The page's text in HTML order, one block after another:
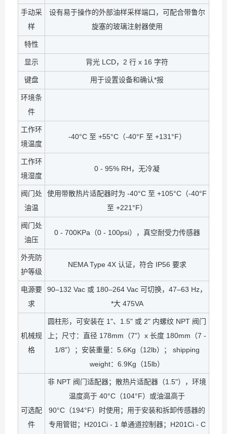
手动采
样
设有易于操作的外部油样采样端口，可配合带鲁尔
旋塞的玻璃注射器使用
特性
显示 背光 LCD，2 行 x 16 字符
键盘 用于设置设备和确认*报
环境条
件
工作环
境温度
-40°C 至 +55°C（-40°F 至 +131°F）
工作环
境湿度
0 - 95% RH，无冷凝
阀门处
油温
使用带散热片适配器时为 -40°C 至 +105°C（-40°F
至 +221°F）
阀门处
油压
0 - 700KPa（0 - 100psi），真空耐受力传感器
外壳防
护等级
NEMA Type 4X 认证，符合 IP56 要求
电源要
求
90–132 Vac 或 180–264 Vac 可切换，47–63 Hz，
*大 475VA
机械规
格
圆柱形，可安装在 1"、1.5" 或 2" 内螺纹 NPT 阀门
上；尺寸：直径 178mm（7"）x 长度 180mm（7 -
1/8"）；安装重量：5.6Kg（12lb）； shipping
weight：6.9Kg（15lb）
可选配
件
非 NPT 阀门适配器；散热片适配器（1.5"），环境
温度高于 40°C（104°F）或油温高于
90°C（194°F）时使用；用于安装和拆卸传感器的
专用管钳；H201Ci - 1 单通道控制器；H201Ci - C